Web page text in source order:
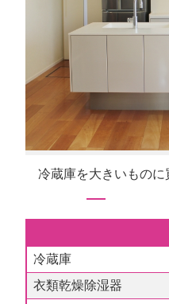
冷蔵庫を大きいものに
冷蔵庫
衣類乾燥除湿器